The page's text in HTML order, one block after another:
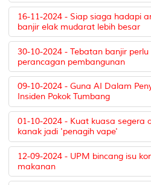
16-11-2024 - Siap siaga hadapi
banjir elak mudarat lebih besar
30-10-2024 - Tebatan banjir
perancagan pembangunan
09-10-2024 - Guna AI Dalam
Insiden Pokok Tumbang
01-10-2024 - Kuat kuasa segera
kanak jadi 'penagih vape'
12-09-2024 - UPM bincang isu
makanan